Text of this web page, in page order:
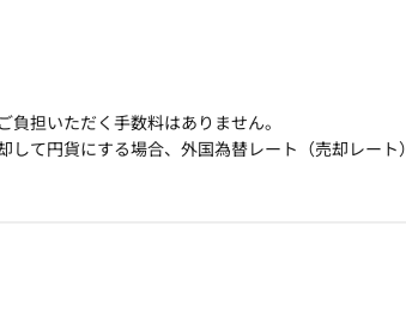
担いただく手数料はありません。
て円貨にする場合、外国為替レート（売却レー